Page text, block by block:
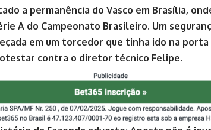
a permanência do Vasco em Brasília,
A do Campeonato Brasileiro. Um
em um torcedor que tinha ido na
contra o diretor técnico Felipe.